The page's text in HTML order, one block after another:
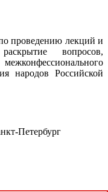
проведению лекций и
вопросов,
народов Российской
Петербург